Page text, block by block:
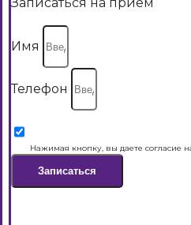
Имя
Телефон
Нажимая кнопку, вы даете согласие
Записаться